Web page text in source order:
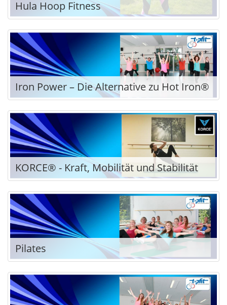
Hula Hoop Fitness
Iron Power – Die Alternative zu Hot Iron®
KORCE® - Kraft, Mobilität und Stabilität
Pilates